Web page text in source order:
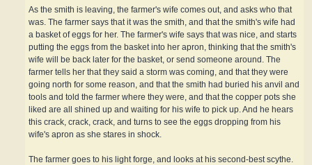
As the smith is leaving, the farmer's wife comes out, and asks who that
was. The farmer says that it was the smith, and that the smith's wife had
a basket of eggs for her. The farmer's wife says that was nice, and starts
putting the eggs from the basket into her apron, thinking that the smith's
wife will be back later for the basket, or send someone around. The
farmer tells her that they said a storm was coming, and that they were
going north for some reason, and that the smith had buried his anvil and
tools and told the farmer where they were, and that the copper pots she
liked are all shined up and waiting for his wife to pick up. And he hears
this crack, crack, crack, and turns to see the eggs dropping from his
wife's apron as she stares in shock.
The farmer goes to his light forge, and looks at his second-best scythe.